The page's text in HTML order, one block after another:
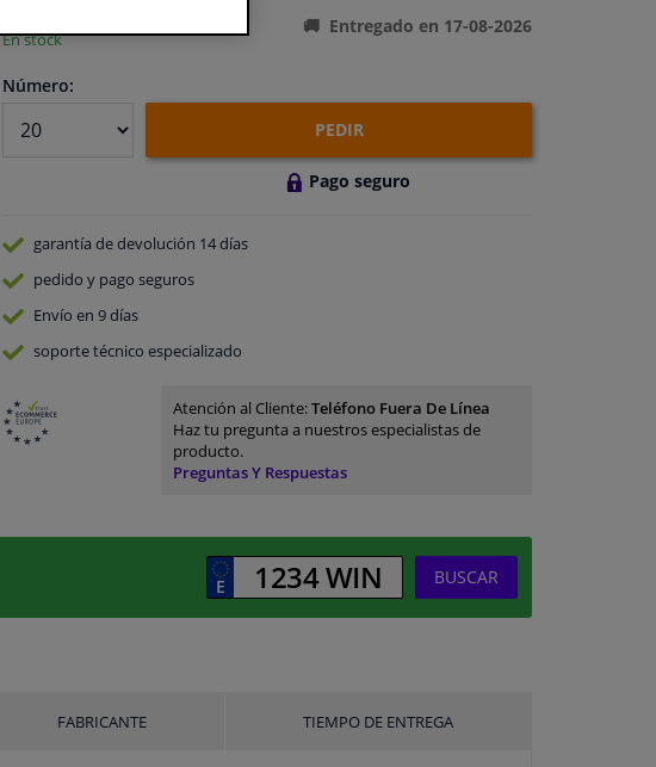
En stock
Entregado en 17-08-2026
Número:
PEDIR
Pago seguro
garantía de devolución 14 días
pedido y pago seguros
Envío en 9 días
soporte técnico especializado
Atención al Cliente:Teléfono Fuera De Línea
Haz tu pregunta a nuestros especialistas de
producto.
Preguntas Y Respuestas
BUSCAR
FABRICANTE TIEMPO DE ENTREGA